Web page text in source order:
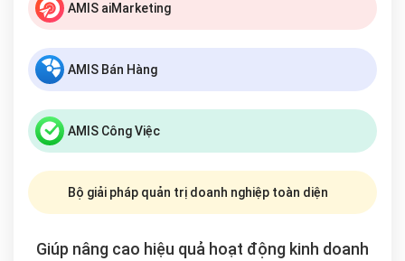
AMIS aiMarketing
AMIS Bán Hàng
AMIS Công Việc
Bộ giải pháp quản trị doanh nghiệp toàn diện
Giúp nâng cao hiệu quả hoạt động kinh doanh